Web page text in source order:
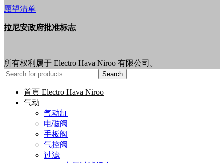
愿望清单
拉尼安政府批准标志
所有权利属于 Electro Hava Niroo 有限公司。
Search
首頁 Electro Hava Niroo
气动
气动缸
电磁阀
手板阀
气控阀
过滤